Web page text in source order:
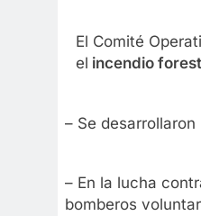
El Comité
el incendio
– Se
– En la lucha
bomberos